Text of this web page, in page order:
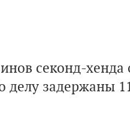
секонд-хенда
делу задержаны